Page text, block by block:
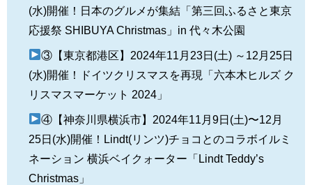
(水)開催！日本のグルメが集結「第三回ふるさと東京
応援祭 SHIBUYA Christmas」in 代々木公園
③【東京都港区】2024年11月23日(土) ～12月25日
(水)開催！ドイツクリスマスを再現「六本木ヒルズ ク
リスマスマーケット 2024」
④【神奈川県横浜市】2024年11月9日(土)〜12月
25日(水)開催！Lindt(リンツ)チョコとのコラボイルミ
ネーション 横浜ベイクォーター「Lindt Teddy’s
Christmas」